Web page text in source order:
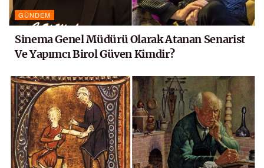
GÜNDEM
Sinema Genel Müdürü Olarak Atanan Senarist
Ve Yapımcı Birol Güven Kimdir?